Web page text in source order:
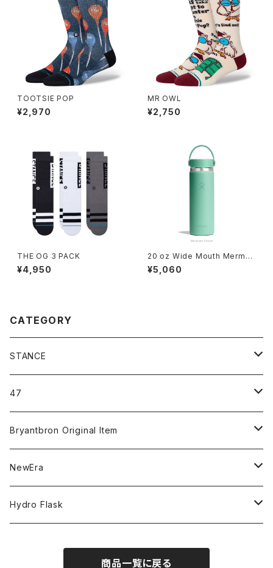
TOOTSIE POP
¥2,970
MR OWL
¥2,750
THE OG 3 PACK
¥4,950
20 oz Wide Mouth Mermai
d Green
¥5,060
CATEGORY
STANCE
ICON＆OG
MLB
NBA
COLLABORATION
47
CLEAN UP
MVP
CAPTAIN
Bryantbron Original Item
T-Shirt
Shorts
NewEra
59FIFTY
Hydro Flask
商品一覧に戻る